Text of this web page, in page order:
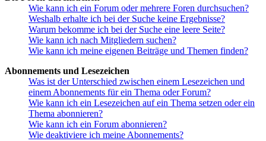
Wie kann ich ein Forum oder mehrere Foren durchsuchen?
Weshalb erhalte ich bei der Suche keine Ergebnisse?
Warum bekomme ich bei der Suche eine leere Seite?
Wie kann ich nach Mitgliedern suchen?
Wie kann ich meine eigenen Beiträge und Themen finden?
Abonnements und Lesezeichen
Was ist der Unterschied zwischen einem Lesezeichen und
einem Abonnements für ein Thema oder Forum?
Wie kann ich ein Lesezeichen auf ein Thema setzen oder ein
Thema abonnieren?
Wie kann ich ein Forum abonnieren?
Wie deaktiviere ich meine Abonnements?